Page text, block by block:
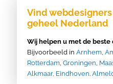
Vind
geheel Nederland
Wij helpen u met de
Bijvoorbeeld in Arnhem,
Rotterdam, Groningen,
Alkmaar, Eindhoven.